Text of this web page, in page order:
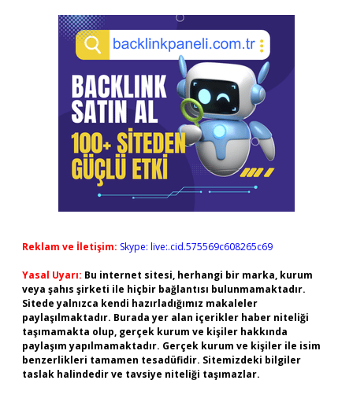
Reklam ve İletişim: Skype: live:.cid.575569c608265c69
Yasal Uyarı: Bu internet sitesi, herhangi bir marka, kurum
veya şahıs şirketi ile hiçbir bağlantısı bulunmamaktadır.
Sitede yalnızca kendi hazırladığımız makaleler
paylaşılmaktadır. Burada yer alan içerikler haber niteliği
taşımamakta olup, gerçek kurum ve kişiler hakkında
paylaşım yapılmamaktadır. Gerçek kurum ve kişiler ile isim
benzerlikleri tamamen tesadüfidir. Sitemizdeki bilgiler
taslak halindedir ve tavsiye niteliği taşımazlar.